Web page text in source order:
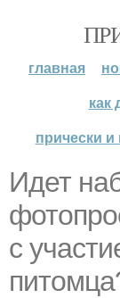
главная
как
прически
Идет
с